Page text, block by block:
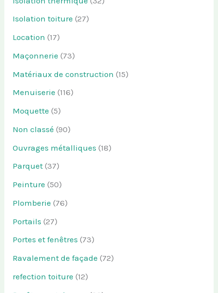
Isolation toiture (27)
Location (17)
Maçonnerie (73)
Matériaux de construction (15)
Menuiserie (116)
Moquette (5)
Non classé (90)
Ouvrages métalliques (18)
Parquet (37)
Peinture (50)
Plomberie (76)
Portails (27)
Portes et fenêtres (73)
Ravalement de façade (72)
refection toiture (12)